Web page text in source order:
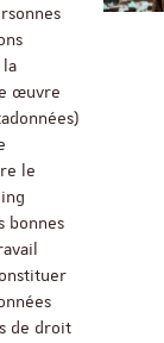
œuvre
le
bonnes
de droit